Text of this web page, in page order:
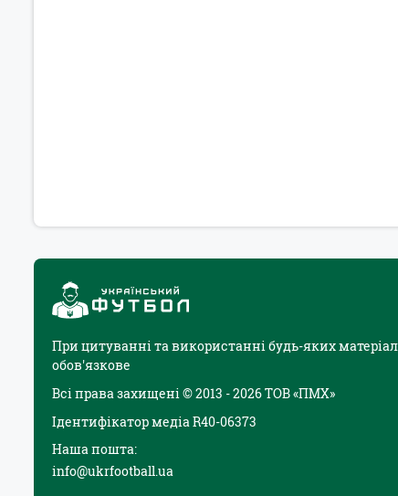
При цитуванні та використанні будь-яких
обов'язкове
Всі права захищені © 2013 - 2026 ТОВ «ПМХ»
Ідентифікатор медіа R40-06373
Наша пошта:
info@ukrfootball.ua